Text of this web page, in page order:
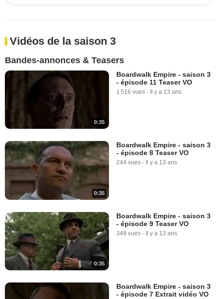
Vidéos de la saison 3
Bandes-annonces & Teasers
0:35
Boardwalk Empire - saison 3
- épisode 11 Teaser VO
1 516 vues - Il y a 13 ans
0:35
Boardwalk Empire - saison 3
- épisode 8 Teaser VO
244 vues - Il y a 13 ans
0:35
Boardwalk Empire - saison 3
- épisode 9 Teaser VO
349 vues - Il y a 13 ans
Boardwalk Empire - saison 3
- épisode 7 Extrait vidéo VO